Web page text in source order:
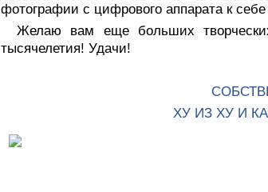
фотографии с цифрового аппарата к
Желаю вам еще больших
тысячелетия! Удачи!
ХУ ИЗ ХУ И